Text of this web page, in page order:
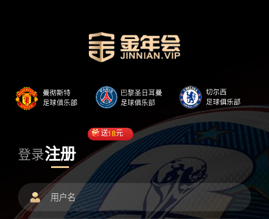
登录注册
送18元